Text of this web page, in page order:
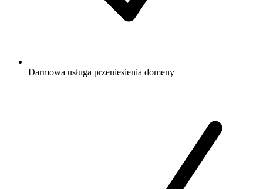
Darmowa usługa przeniesienia domeny